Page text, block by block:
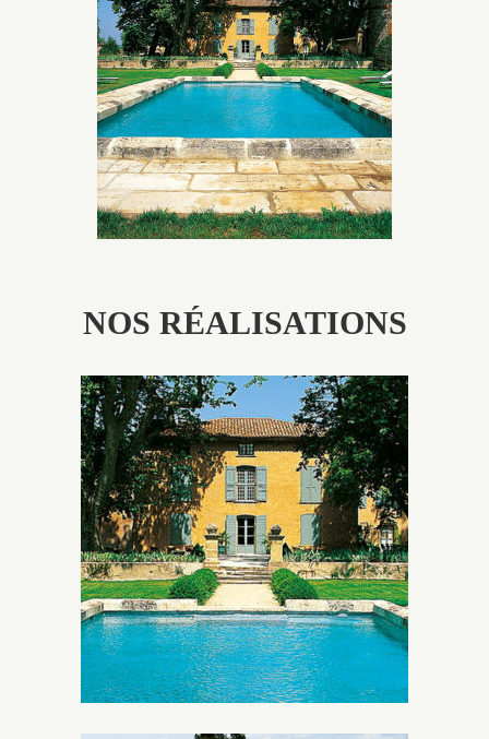
Les piscines en béton authentiques Jacques Brens se
démarquent par la noblesse des matériaux
utilisés pour garder un aspect ancien, retrouver une
patine naturelle ou créer un ornement de pierres de
taille.
NOS RÉALISATIONS